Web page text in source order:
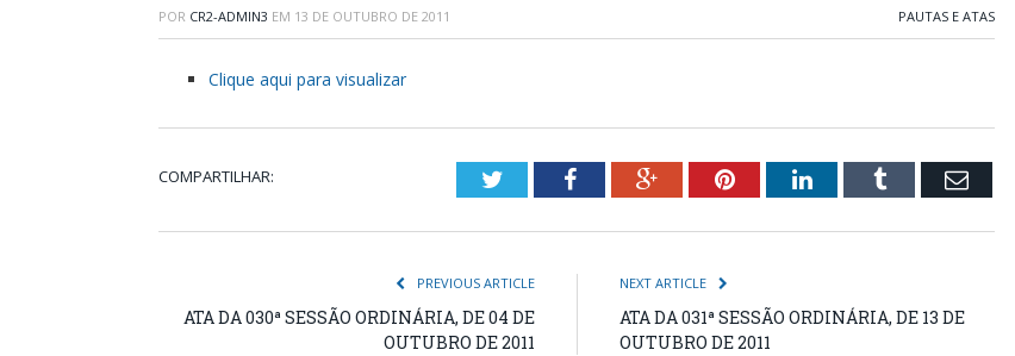
POR CR2-ADMIN3 EM 13 DE OUTUBRO DE 2011 PAUTAS E ATAS
Clique aqui para visualizar
COMPARTILHAR: TwitterFacebookGoogle+PinterestLinkedInTumblr Email
PREVIOUS ARTICLE
ATA DA 030ª SESSÃO ORDINÁRIA, DE 04 DE
OUTUBRO DE 2011
NEXT ARTICLE
ATA DA 031ª SESSÃO ORDINÁRIA, DE 13 DE
OUTUBRO DE 2011